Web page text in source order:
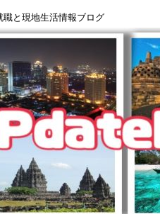
職と現地生活情報ブログ